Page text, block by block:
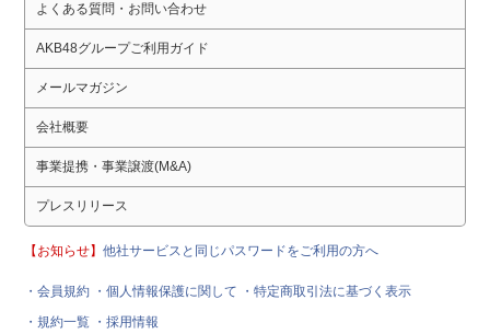
よくある質問・お問い合わせ
AKB48グループご利用ガイド
メールマガジン
会社概要
事業提携・事業譲渡(M&A)
プレスリリース
【お知らせ】他社サービスと同じパスワードをご利用の方へ
・会員規約 ・個人情報保護に関して
・特定商取引法に基づく表示
・規約一覧 ・採用情報